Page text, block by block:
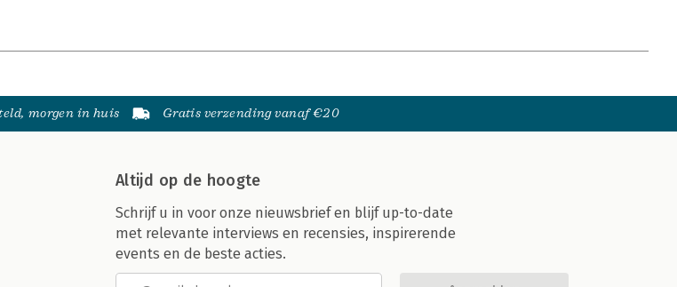
morgen in huis Gratis verzending vanaf €20
Altijd op de hoogte
Schrijf u in voor onze nieuwsbrief en blijf up-to-date
met relevante interviews en recensies, inspirerende
events en de beste acties.